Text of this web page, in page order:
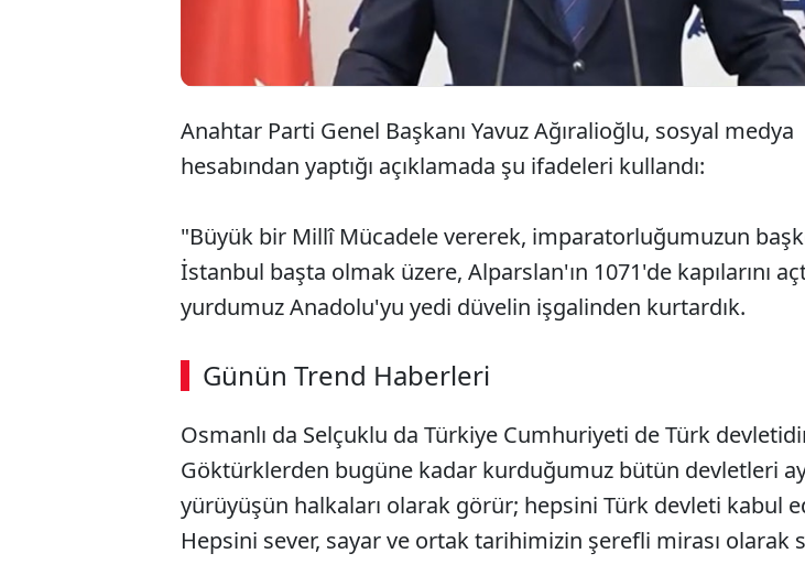
Anahtar Parti Genel Başkanı Yavuz Ağıralioğlu, sosyal medya
hesabından yaptığı açıklamada şu ifadeleri kullandı:
"Büyük bir Millî Mücadele vererek, imparatorluğumuzun
İstanbul başta olmak üzere, Alparslan'ın 1071'de kapılarını
yurdumuz Anadolu'yu yedi düvelin işgalinden kurtardık.
Günün Trend Haberleri
Osmanlı da Selçuklu da Türkiye Cumhuriyeti de Türk
Göktürklerden bugüne kadar kurduğumuz bütün devletleri
yürüyüşün halkaları olarak görür; hepsini Türk devleti kabul
Hepsini sever, sayar ve ortak tarihimizin şerefli mirası olarak